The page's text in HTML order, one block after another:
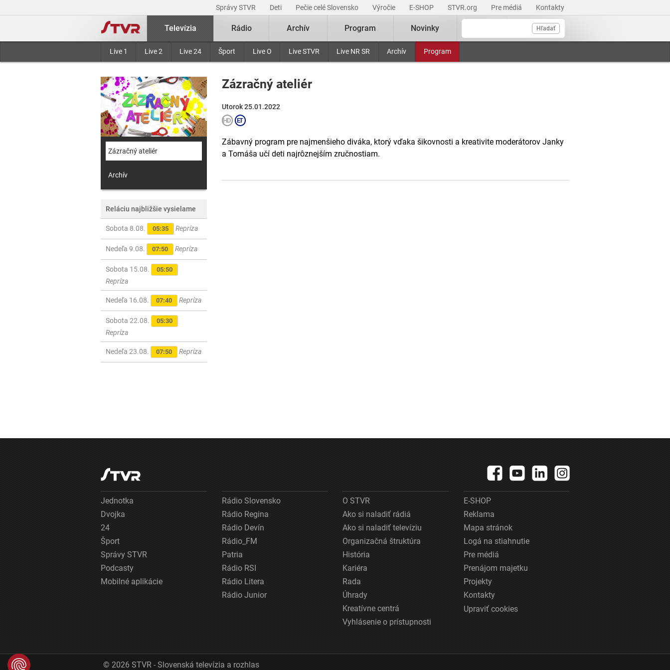
Správy STVR Deti Pečie celé Slovensko Výročie E-SHOP STVR.org Pre médiá Kontakty
Hľadať
Televízia
Live 1 Live 2 Live 24 Šport Live O Live STVR Live NR SR Archív Program
Rádio Archív Program Novinky
Zázračný ateliér
Archív
Reláciu najbližšie vysielame
Sobota 8.08. 05:35 Repríza
Nedeľa 9.08. 07:50 Repríza
Sobota 15.08. 05:50
Repríza
Nedeľa 16.08. 07:40 Repríza
Sobota 22.08. 05:30
Repríza
Nedeľa 23.08. 07:50 Repríza
Zázračný ateliér
Utorok 25.01.2022
Zábavný program pre najmenšieho diváka, ktorý vďaka šikovnosti a kreativite moderátorov Janky
a Tomáša učí deti najrôznejším zručnostiam.
Jednotka
Dvojka
24
Šport
Správy STVR
Podcasty
Mobilné aplikácie
Rádio Slovensko
Rádio Regina
Rádio Devín
Rádio_FM
Patria
Rádio RSI
Rádio Litera
Rádio Junior
O STVR
Ako si naladiť rádiá
Ako si naladiť televíziu
Organizačná štruktúra
História
Kariéra
Rada
Úhrady
Kreatívne centrá
Vyhlásenie o prístupnosti
E-SHOP
Reklama
Mapa stránok
Logá na stiahnutie
Pre médiá
Prenájom majetku
Projekty
Kontakty
Upraviť cookies
© 2026 STVR - Slovenská televízia a rozhlas